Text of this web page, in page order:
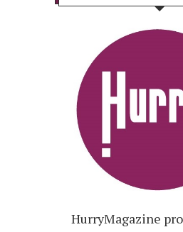
HurryMagazine